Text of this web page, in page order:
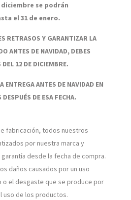
diciembre se podrán
el 31 de enero.
RETRASOS Y GARANTIZAR LA
ANTES DE NAVIDAD, DEBES
12 DE DICIEMBRE.
ENTREGA ANTES DE NAVIDAD EN
DE ESA FECHA.
fabricación, todos nuestros
por nuestra marca y
desde la fecha de compra.
daños causados por un uso
o el desgaste que se produce por
uso de los productos.